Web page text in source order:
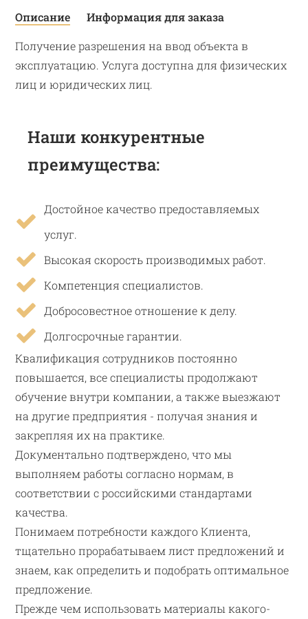
Описание
Информация для заказа
Получение разрешения на ввод объекта в
эксплуатацию. Услуга доступна для физических
лиц и юридических лиц.
Наши конкурентные
преимущества:
Достойное качество предоставляемых
услуг.
Высокая скорость производимых работ.
Компетенция специалистов.
Добросовестное отношение к делу.
Долгосрочные гарантии.
Квалификация сотрудников постоянно
повышается, все специалисты продолжают
обучение внутри компании, а также выезжают
на другие предприятия - получая знания и
закрепляя их на практике.
Документально подтверждено, что мы
выполняем работы согласно нормам, в
соответствии с российскими стандартами
качества.
Понимаем потребности каждого Клиента,
тщательно прорабатываем лист предложений и
знаем, как определить и подобрать оптимальное
предложение.
Прежде чем использовать материалы какого-